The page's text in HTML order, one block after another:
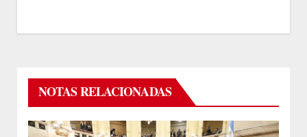
NOTAS RELACIONADAS